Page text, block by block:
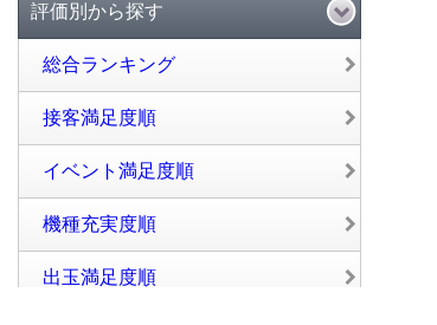
評価別から探す
総合ランキング
接客満足度順
イベント満足度順
機種充実度順
出玉満足度順